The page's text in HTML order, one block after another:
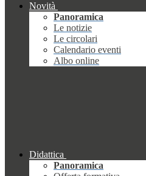
Novità
Panoramica
Le notizie
Le circolari
Calendario eventi
Albo online
Didattica
Panoramica